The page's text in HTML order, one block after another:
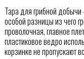
Тара для грибной
особой разницы из чего
проволочная, главное
пластиковое ведро
корзинке не пропускают